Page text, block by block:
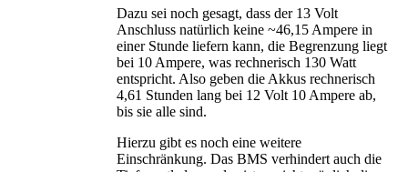
Dazu sei noch gesagt, dass der 13 Volt
Anschluss natürlich keine ~46,15 Ampere in
einer Stunde liefern kann, die Begrenzung liegt
bei 10 Ampere, was rechnerisch 130 Watt
entspricht. Also geben die Akkus rechnerisch
4,61 Stunden lang bei 12 Volt 10 Ampere ab,
bis sie alle sind.
Hierzu gibt es noch eine weitere
Einschränkung. Das BMS verhindert auch die